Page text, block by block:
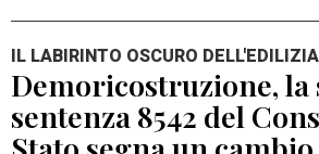
IL LABIRINTO OSCURO DELL'EDILIZIA
Demoricostruzione, la
sentenza 8542 del